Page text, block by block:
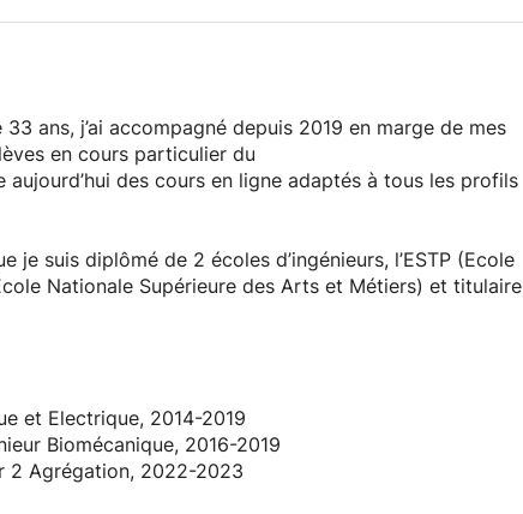
ans, j’ai accompagné depuis 2019 en marge de mes
en cours particulier du
des cours en ligne adaptés à tous les profils
suis diplômé de 2 écoles d’ingénieurs, l’ESTP (Ecole
Nationale Supérieure des Arts et Métiers) et titulaire
durant les stages en entreprise, je suis en
élèves.
je suis équipé d'une tablette numérique pour faciliter
différentes plateformes de
et Electrique, 2014-2019
Biomécanique, 2016-2019
2 Agrégation, 2022-2023